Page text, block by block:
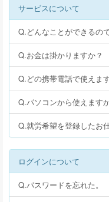
サービスについて
Q.どんなことができるの
Q.お金は掛かりますか？
Q.どの携帯電話で使えま
Q.パソコンから使えます
Q.就労希望を登録したお
ログインについて
Q.パスワードを忘れた。